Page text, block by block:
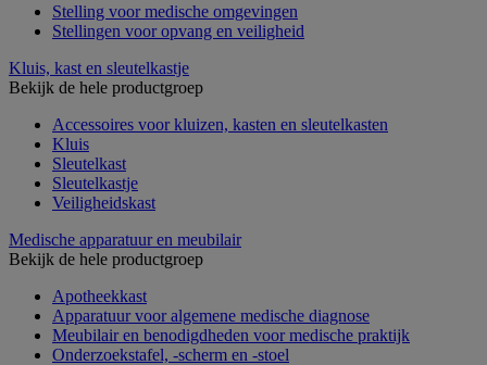
Stelling voor medische omgevingen
Stellingen voor opvang en veiligheid
Kluis, kast en sleutelkastje
Bekijk de hele productgroep
Accessoires voor kluizen, kasten en sleutelkasten
Kluis
Sleutelkast
Sleutelkastje
Veiligheidskast
Medische apparatuur en meubilair
Bekijk de hele productgroep
Apotheekkast
Apparatuur voor algemene medische diagnose
Meubilair en benodigdheden voor medische praktijk
Onderzoekstafel, -scherm en -stoel